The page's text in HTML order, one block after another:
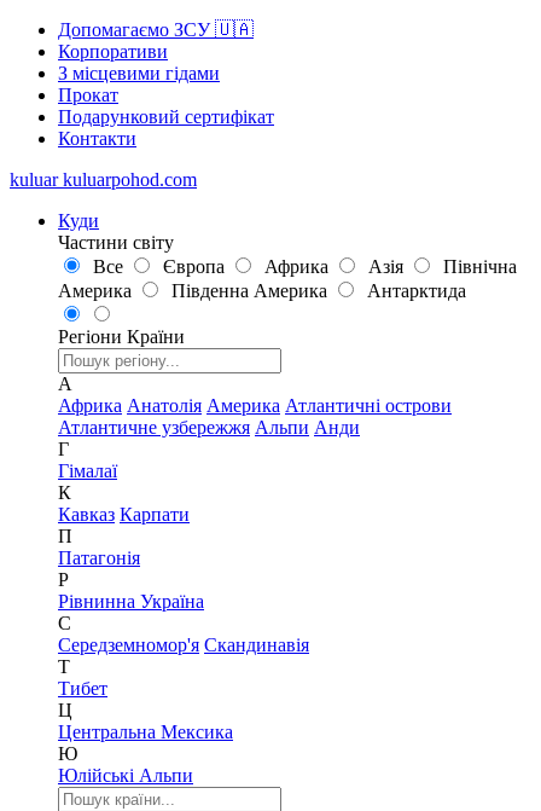
Допомагаємо ЗСУ 🇺🇦
Корпоративи
З місцевими гідами
Прокат
Подарунковий сертифікат
Контакти
kuluar kuluarpohod.com
Куди
Частини світу
Все
Європа Африка Азія
Північна
Америка
Південна Америка Антарктида
Регіони Країни
А
Африка Анатолія Америка Атлантичні острови
Атлантичне узбережжя Альпи Анди
Г
Гімалаї
К
Кавказ Карпати
П
Патагонія
Р
Рівнинна Україна
С
Середземномор'я Скандинавія
Т
Тибет
Ц
Центральна Мексика
Ю
Юлійські Альпи